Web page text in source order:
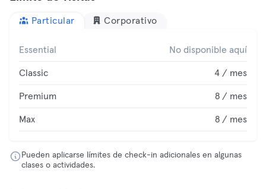
Particular Corporativo
Essential No disponible aquí
Classic 4 / mes
Premium 8 / mes
Max 8 / mes
Pueden aplicarse límites de check-in adicionales en algunas
clases o actividades.